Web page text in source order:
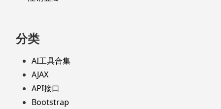
分类
AI工具合集
AJAX
API接口
Bootstrap